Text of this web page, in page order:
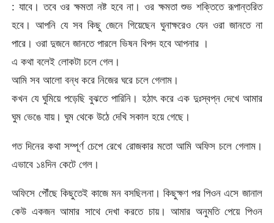
: যাবে। তবে ওর ক্ষমতা নষ্ট হবে না। ওর ক্ষমতা শুভ শক্তিতে রূপান্তরিত
হবে। আপনি যে সব কিছু জেনে গিয়েছেন ঘুনাক্ষরেও যেন ওরা জানতে না
পারে। ওরা দুজনে জানতে পারলে ভিষন বিপদ হবে আপনার ।
এ কথা বলেই লোকটা চলে গেল।
আমি সব আলো বন্ধ করে নিজের ঘরে চলে গেলাম।
কখন যে ঘুমিয়ে পড়েছি বুঝতে পারিনি। হঠাৎ করে এক দুঃস্বপ্ন দেখে আমার
ঘুম ভেঙে যায়। ঘুম থেকে উঠে দেখি সকাল হয়ে গেছে।
গত দিনের কথা সম্পূর্ণ চেপে রেখে রোজকার মতো আমি অফিস চলে গেলাম।
এভাবে ১৪দিন কেটে গেল।
অফিসে পৌঁছে কিছুতেই কাজে মন বসছিলনা। কিছুক্ষণ পর পিওন এসে জানাল
কেউ একজন আমার সাথে দেখা করতে চায়। আমার অনুমতি পেয়ে পিওন